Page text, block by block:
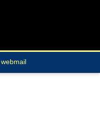
webmail